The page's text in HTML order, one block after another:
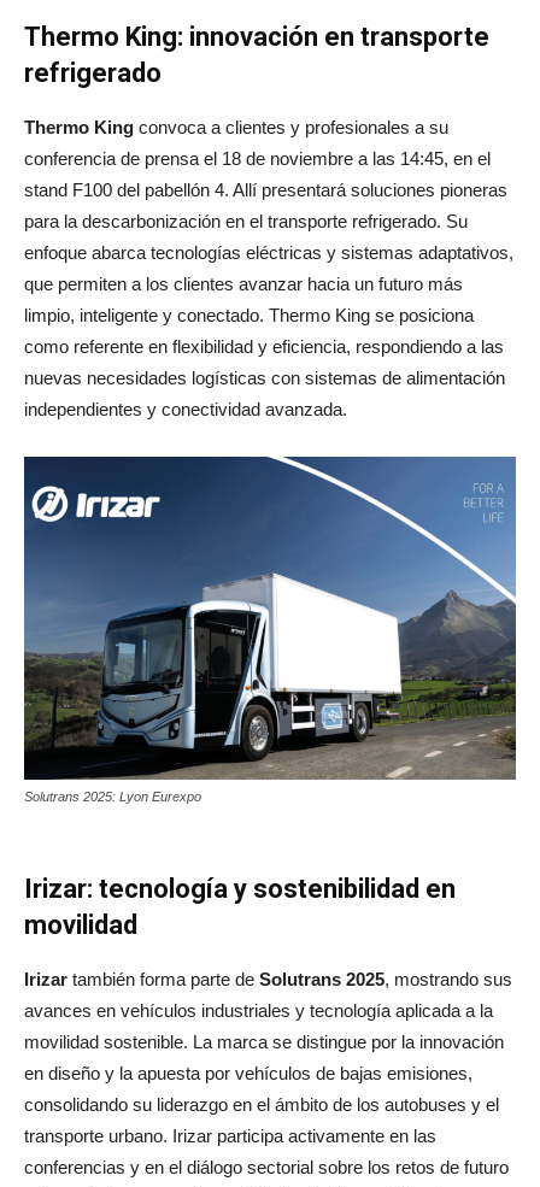
Thermo King: innovación en transporte
refrigerado
Thermo King convoca a clientes y profesionales a su
conferencia de prensa el 18 de noviembre a las 14:45, en el
stand F100 del pabellón 4. Allí presentará soluciones pioneras
para la descarbonización en el transporte refrigerado. Su
enfoque abarca tecnologías eléctricas y sistemas adaptativos,
que permiten a los clientes avanzar hacia un futuro más
limpio, inteligente y conectado. Thermo King se posiciona
como referente en flexibilidad y eficiencia, respondiendo a las
nuevas necesidades logísticas con sistemas de alimentación
independientes y conectividad avanzada.
Solutrans 2025: Lyon Eurexpo
Irizar: tecnología y sostenibilidad en
movilidad
Irizar también forma parte de Solutrans 2025, mostrando sus
avances en vehículos industriales y tecnología aplicada a la
movilidad sostenible. La marca se distingue por la innovación
en diseño y la apuesta por vehículos de bajas emisiones,
consolidando su liderazgo en el ámbito de los autobuses y el
transporte urbano. Irizar participa activamente en las
conferencias y en el diálogo sectorial sobre los retos de futuro